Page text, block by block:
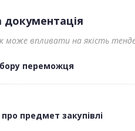
документація
може впливати на якість
переможця
предмет закупівлі